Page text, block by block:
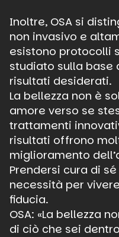
Inoltre, OSA si
non invasivo e
esistono protocolli
studiato sulla base
risultati desiderati.
La bellezza non è
amore verso se
trattamenti
risultati offrono
miglioramento
Prendersi cura di
necessità per
fiducia.
OSA: «La bellezza
di ciò che sei